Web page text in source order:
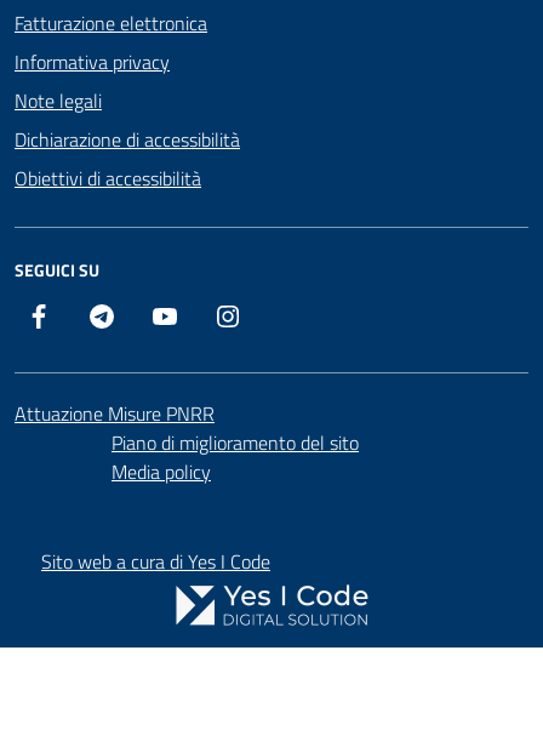
Fatturazione elettronica
Informativa privacy
Note legali
Dichiarazione di accessibilità
Obiettivi di accessibilità
SEGUICI SU
Facebook Telegram YouTube
Attuazione Misure PNRR
Piano di miglioramento del sito
Media policy
Sito web a cura di Yes I Code